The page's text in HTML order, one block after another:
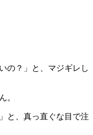
の？」と、マジギレし
。
と、真っ直ぐな目で注